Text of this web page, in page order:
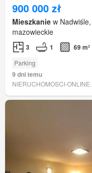
900 000 zł
Mieszkanie w
mazowieckie
3 1 69 m²
Parking
9 dni temu
NIERUCHOMOSCI-